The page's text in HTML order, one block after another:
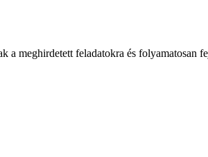
meghirdetett feladatokra és folyamatosan